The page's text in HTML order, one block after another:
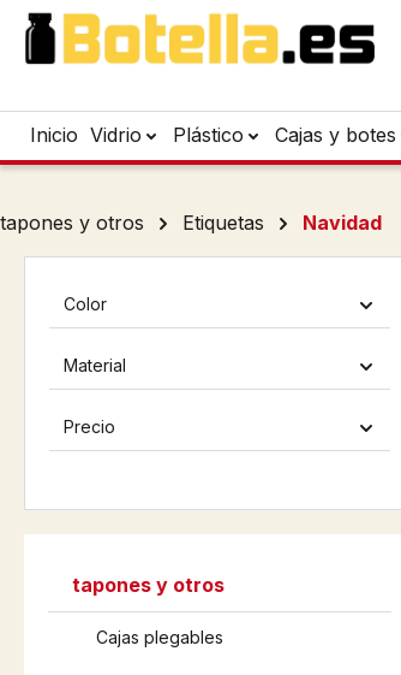
al contenido principal
Saltar a la búsqueda
Saltar a la navegación principal
Inicio Vidrio Plástico Cajas y botes
tapones y otros Etiquetas Navidad
Color
Material
Precio
tapones y otros
Cajas plegables